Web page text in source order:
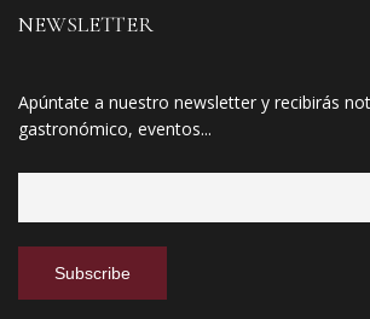
NEWSLETTER
Apúntate a nuestro newsletter y recibirás
gastronómico, eventos...